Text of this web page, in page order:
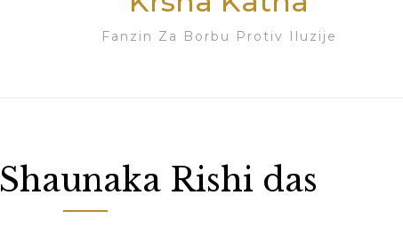
Fanzin Za Borbu Protiv Iluzije
Shaunaka Rishi das